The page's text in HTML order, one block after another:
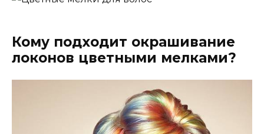
Кому подходит окрашивание
локонов цветными мелками?